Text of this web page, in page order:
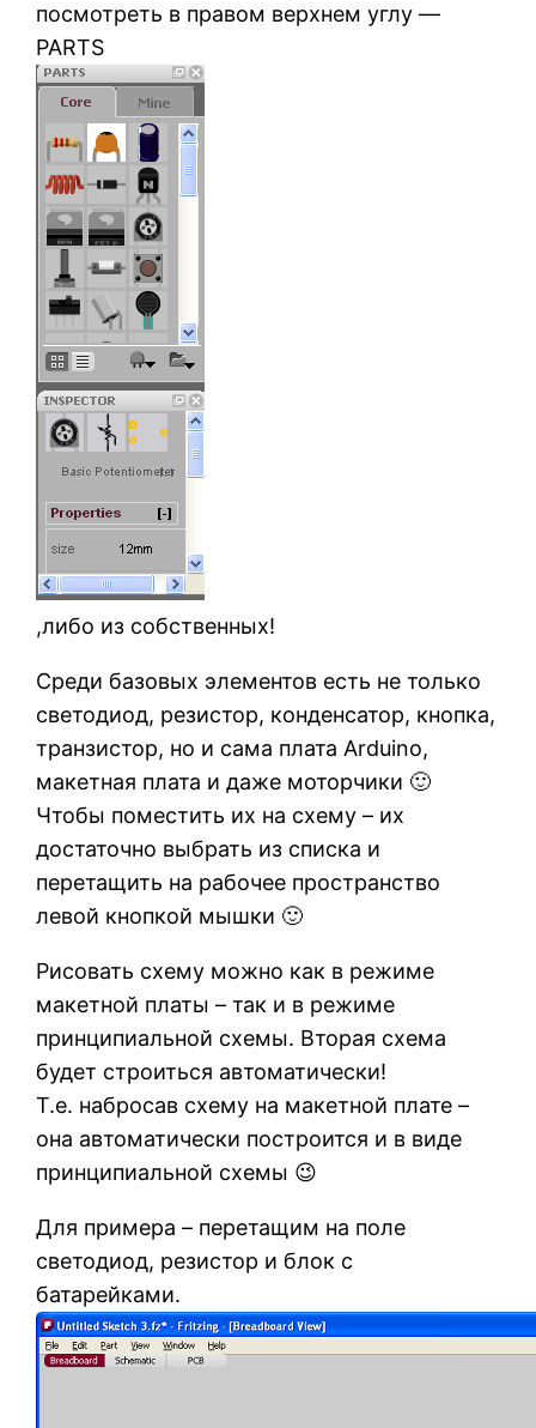
посмотреть в правом верхнем углу —
PARTS
,либо из собственных!
Среди базовых элементов есть не только
светодиод, резистор, конденсатор, кнопка,
транзистор, но и сама плата Arduino,
макетная плата и даже моторчики 🙂
Чтобы поместить их на схему – их
достаточно выбрать из списка и
перетащить на рабочее пространство
левой кнопкой мышки 🙂
Рисовать схему можно как в режиме
макетной платы – так и в режиме
принципиальной схемы. Вторая схема
будет строиться автоматически!
Т.е. набросав схему на макетной плате –
она автоматически построится и в виде
принципиальной схемы 😉
Для примера – перетащим на поле
светодиод, резистор и блок с
батарейками.